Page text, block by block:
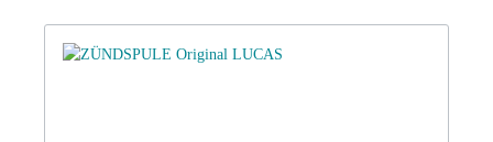
ContactBreaker=Unterbrecherkontakt. MINUS AN
MASSE: Kabel vom Zündschalter an 'CB' oder '+'.